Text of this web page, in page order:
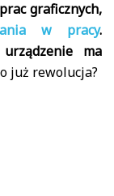
graficznych,
w pracy.
ma
już rewolucja?